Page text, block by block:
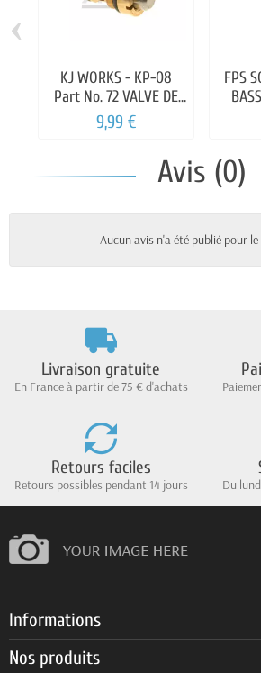
KJ WORKS - KP-08
Part No. 72 VALVE DE
PERCUSSION
9,99 €
FPS
‹
Avis (0)
Aucun avis n'a été publié pour
Livraison gratuite
En France à partir de 75 € d'achats
Retours faciles
Retours possibles pendant 14 jours Du
Informations
Nos produits